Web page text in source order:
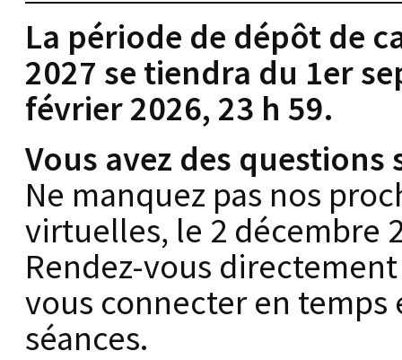
La période de dépôt de
2027 se tiendra du 1er
février 2026, 23 h 59.
Vous avez des
Ne manquez pas nos
virtuelles, le 2 décembre
Rendez-vous
vous connecter en temps
séances.